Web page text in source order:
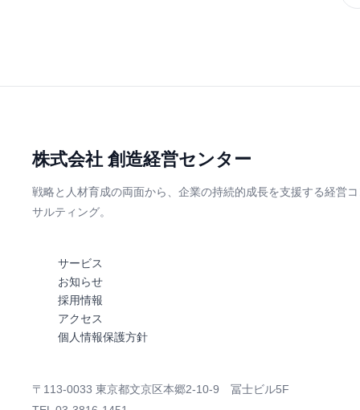
株式会社 創造経営センター
戦略と人材育成の両面から、企業の持続的成長を支援する経営
サルティング。
サービス
お知らせ
採用情報
アクセス
個人情報保護方針
〒113-0033 東京都文京区本郷2-10-9 冨士ビル5F